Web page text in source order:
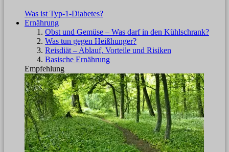
Was ist Typ-1-Diabetes?
Ernährung
Obst und Gemüse – Was darf in den Kühlschrank?
Was tun gegen Heißhunger?
Reisdiät – Ablauf, Vorteile und Risiken
Basische Ernährung
Empfehlung